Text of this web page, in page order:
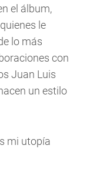
el álbum,
le
lo más
con
Juan Luis
un estilo
mi utopía